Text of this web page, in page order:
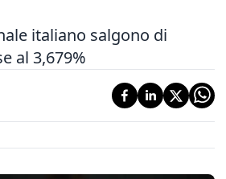
italiano salgono di
al 3,679%